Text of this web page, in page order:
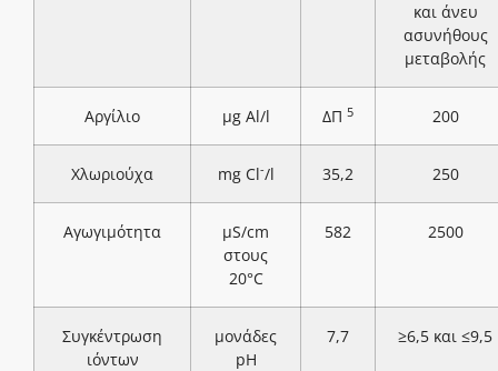
και άνευ
ασυνήθους
μεταβολής
Αργίλιο μg Al/l ΔΠ 5 200
Χλωριούχα mg Cl-/l 35,2 250
Αγωγιμότητα
μS/cm
στους
20°C
582 2500
Συγκέντρωση
ιόντων
μονάδες
pH
7,7 ≥6,5 και ≤9,5